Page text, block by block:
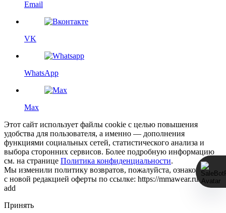
Email
VK
WhatsApp
Max
Этот сайт использует файлы cookie с целью повышения
удобства для пользователя, а именно — дополнения
функциями социальных сетей, статистического анализа и
выбора сторонних сервисов. Более подробную информацию
см. на странице Политика конфиденциальности.
Мы изменили политику возвратов, пожалуйста, ознакомьтесь
с новой редакцией оферты по ссылке: https://mmawear.ru/return-
add
Принять